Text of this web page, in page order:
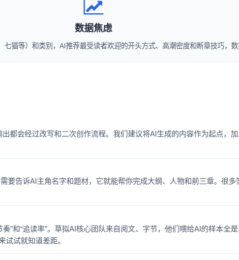
数据焦虑
猫等）和类别，AI推荐最受读者欢迎的开头方式、高潮密度和断章技巧，数
都会经过改写和二次创作流程。我们建议将AI生成的内容作为起点，
要告诉AI主角名字和题材，它就能帮你完成大纲、人物和前三章。很
”和“追读率”。草拟AI核心团队来自阅文、字节，他们喂给AI的样本全
试试就知道差距。